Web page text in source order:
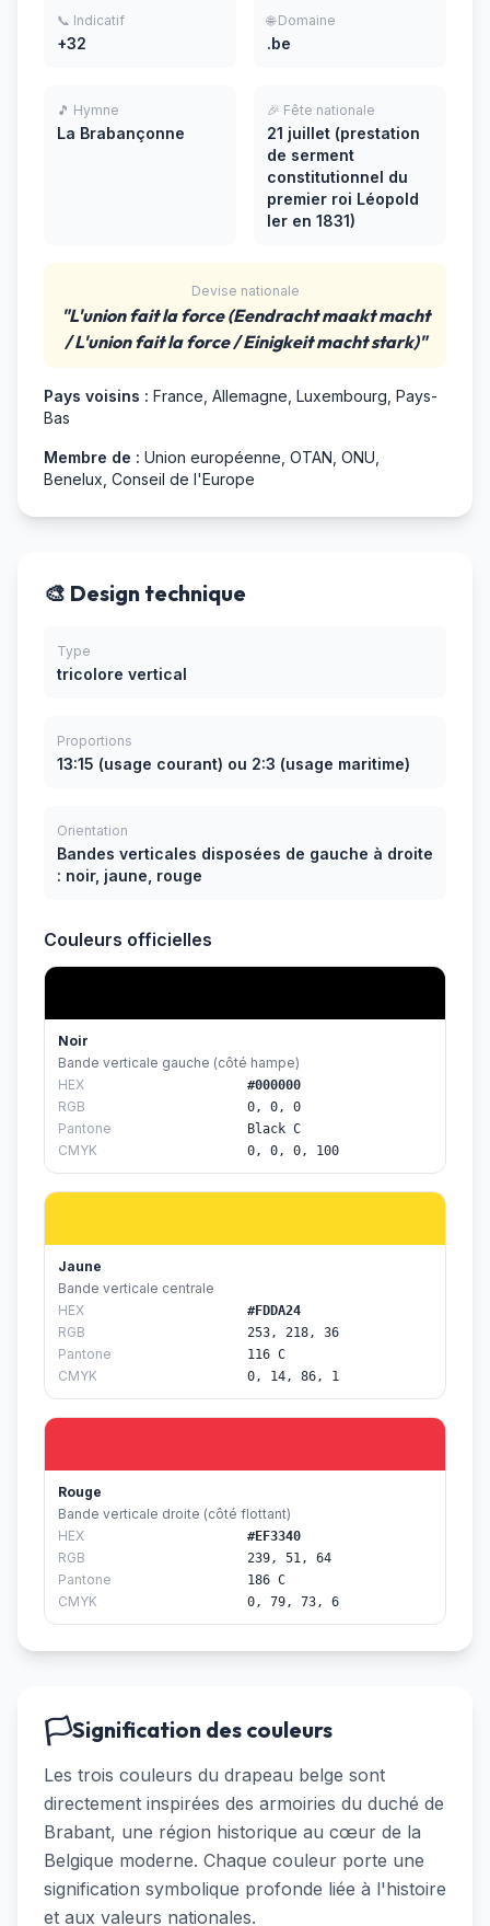
📞 Indicatif
+32
🌐 Domaine
.be
🎵 Hymne
La Brabançonne
🎉 Fête nationale
21 juillet (prestation
de serment
constitutionnel du
premier roi Léopold
Ier en 1831)
Devise nationale
"L'union fait la force (Eendracht maakt macht
/ L'union fait la force / Einigkeit macht stark)"
Pays voisins : France, Allemagne, Luxembourg, Pays-
Bas
Membre de : Union européenne, OTAN, ONU,
Benelux, Conseil de l'Europe
🎨 Design technique
Type
tricolore vertical
Proportions
13:15 (usage courant) ou 2:3 (usage maritime)
Orientation
Bandes verticales disposées de gauche à droite
: noir, jaune, rouge
Couleurs officielles
Noir
Bande verticale gauche (côté hampe)
HEX
#000000
RGB 0, 0, 0
Pantone Black C
CMYK 0, 0, 0, 100
Jaune
Bande verticale centrale
HEX
#FDDA24
RGB 253, 218, 36
Pantone 116 C
CMYK 0, 14, 86, 1
Rouge
Bande verticale droite (côté flottant)
HEX
#EF3340
RGB 239, 51, 64
Pantone 186 C
CMYK 0, 79, 73, 6
🏳️Signification des couleurs
Les trois couleurs du drapeau belge sont
directement inspirées des armoiries du duché de
Brabant, une région historique au cœur de la
Belgique moderne. Chaque couleur porte une
signification symbolique profonde liée à l'histoire
et aux valeurs nationales.